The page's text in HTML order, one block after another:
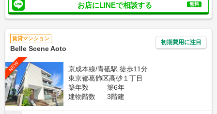
お店にLINEで相談する 無料
賃貸マンション
Belle Scene Aoto
初期費用に注目
NEW
京成本線/青砥駅 徒歩11分
東京都葛飾区高砂１丁目
築年数
築6年
建物階数
3階建